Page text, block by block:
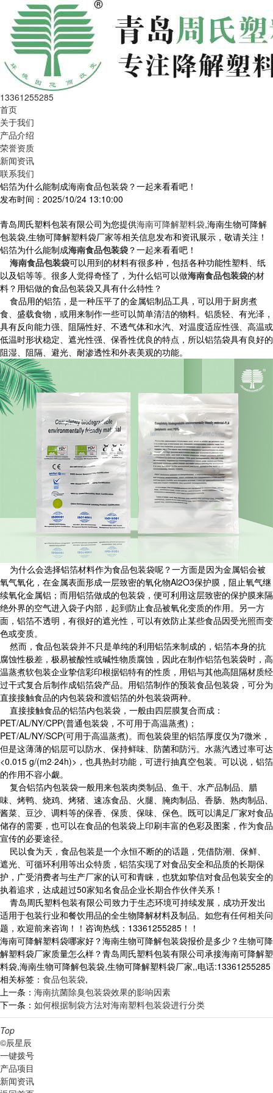
13361255285
首页
关于我们
产品介绍
荣誉资质
新闻资讯
联系我们
铝箔为什么能制成海南食品包装袋？一起来看看吧！
发布时间：2025/10/24 13:10:00
青岛周氏塑料包装有限公司为您提供海南可降解塑料袋,海南生物可降解
包装袋,生物可降解塑料袋厂家等相关信息发布和资讯展示，敬请关注！
铝箔为什么能制成海南食品包装袋 ？一起来看看吧！
海南食品包装袋可以用到的材料有很多种，包括各种功能性塑料、纸
以及铝等等。很多人觉得奇怪了，为什么铝可以做海南食品包装袋的材
料？用铝做的食品包装袋又具有什么特性？
食品用的铝箔，是一种压平了的金属铝制品工具，可以用于厨房煮
食、盛载食物，或用来制作一些可以简单清洁的物料。铝质轻、有光泽，
具有反向能力强、阻隔性好、不透气体和水汽、对温度适应性强、高温或
低温时形状稳定、遮光性强、保香性优良的特点，所以铝箔袋具有良好的
阻湿、阻隔、避光、耐渗透性和外表美观的功能。
为什么会选择铝箔材料作为食品包装袋呢？一方面是因为金属铝会被
氧气氧化，在金属表面形成一层致密的氧化物Al2O3保护膜，阻止氧气继
续氧化金属铝；而用铝箔做成的包装袋，便可利用这层致密的保护膜来隔
绝外界的空气进入袋子内部，起到防止食品被氧化变质的作用。另一方
面，铝箔不透明，有很好的遮光性，可以有效防止某些食品因受光照而变
色或变质。
然而，食品包装袋并不只是单纯的利用铝箔来制成的，铝箔本身的抗
腐蚀性极差，极易被酸性或碱性物质腐蚀，因此在制作铝箔包装袋时，高
温蒸煮软包装企业挚信彩印根据铝特有的性质，用铝与其他高阻隔材质经
过干式复合后制作成铝箔袋产品。用铝箔制作的预装食品包装袋，可分为
直接接触食品的内包装袋和渡铝箔的外包装袋两种。
直接接触食品的铝箔内包装袋，一般由四层膜复合而成：
PET/AL/NY/CPP(普通包装袋，不可用于高温蒸煮)；
PET/AL/NY/SCP(可用于高温蒸煮)。而包装袋里的铝箔厚度仅为7微米，
但是这薄薄的铝层可以防水、保持鲜味、防菌和防污。水蒸汽透过率可达
<0.015 g/(m2·24h)>，也具热封功能，可进行抽真空包装。可以说，铝箔
的作用不容小觑。
复合铝箔内包装袋一般用来包装肉类制品、鱼干、水产品制品、腊
味、烤鸭、烧鸡、烤猪、速冻食品、火腿、腌肉制品、香肠、熟肉制品、
酱菜、豆沙、调料等的保香、保质、保味、保色。既可以满足厂家对食品
储存的需要，也可以在食品的包装袋上印刷丰富的色彩及图案，作为食品
宣传的必要途径。
民以食为天，食品包装是一个永恒不断的的话题，凭借防潮、保鲜、
遮光、可循环利用等出众特质，铝箔实现了对食品安全和品质的长期保
护，广受消费者与生产厂家的认可和青睐，也犹如挚信对食品包装安全的
执着追求，达成超过50家知名食品企业长期合作伙伴关系！
青岛周氏塑料包装有限公司致力于生态环境可持续发展，成功开发出
适用于包装行业和餐饮用品的全生物降解材料及制品。如您有任何相关问
题，欢迎前来咨询！！咨询热线：13361255285！！
海南可降解塑料袋哪家好？海南生物可降解包装袋报价是多少？生物可降
解塑料袋厂家质量怎么样？青岛周氏塑料包装有限公司承接海南可降解塑
料袋,海南生物可降解包装袋,生物可降解塑料袋厂家,,电话:13361255285
相关标签： 食品包装袋,
上一条： 海南抗菌除臭包装袋效果的影响因素
下一条： 如何根据制袋方法对海南塑料包装袋进行分类
Top
©辰星辰
一键拨号
产品项目
新闻资讯